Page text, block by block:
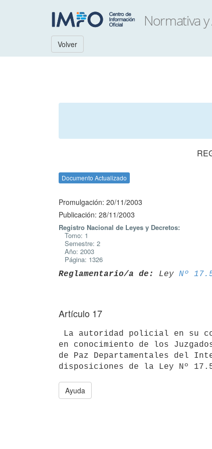
Volver
Documento Actualizado
Promulgación: 20/11/2003
Publicación: 28/11/2003
Registro Nacional de Leyes y Decretos:
Tomo: 1
Semestre: 2
Año: 2003
Página: 1326
Reglamentario/a de: Ley Nº
Artículo 17
en conocimiento de los
de Paz Departamentales del
Ayuda